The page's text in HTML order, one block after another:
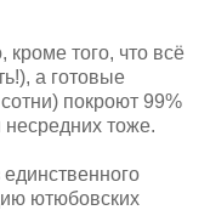
кроме того, что всё
а готовые
покроют 99%
несредних тоже.
ютюбовских